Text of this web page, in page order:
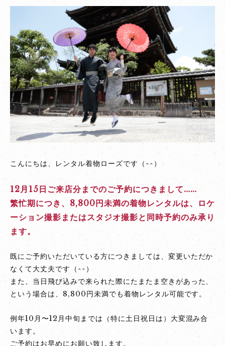
日
の
Regarding
reservations
until
December
こんにちは、レンタル着物ローズです（^^）
12月15日ご来店分までのご予約につきまして……
繁忙期につき、8,800円未満の着物レンタルは、ロケ
ーション撮影またはスタジオ撮影と同時予約のみ承り
ます。
既にご予約いただいている方につきましては、変更いただか
なくて大丈夫です（^^）
また、当日飛び込みで来られた際にたまたま空きがあった、
という場合は、8,800円未満でも着物レンタル可能です。
例年10月〜12月中旬までは（特に土日祝日は）大変混み合
います。
ご予約はお早めにお願い致します。